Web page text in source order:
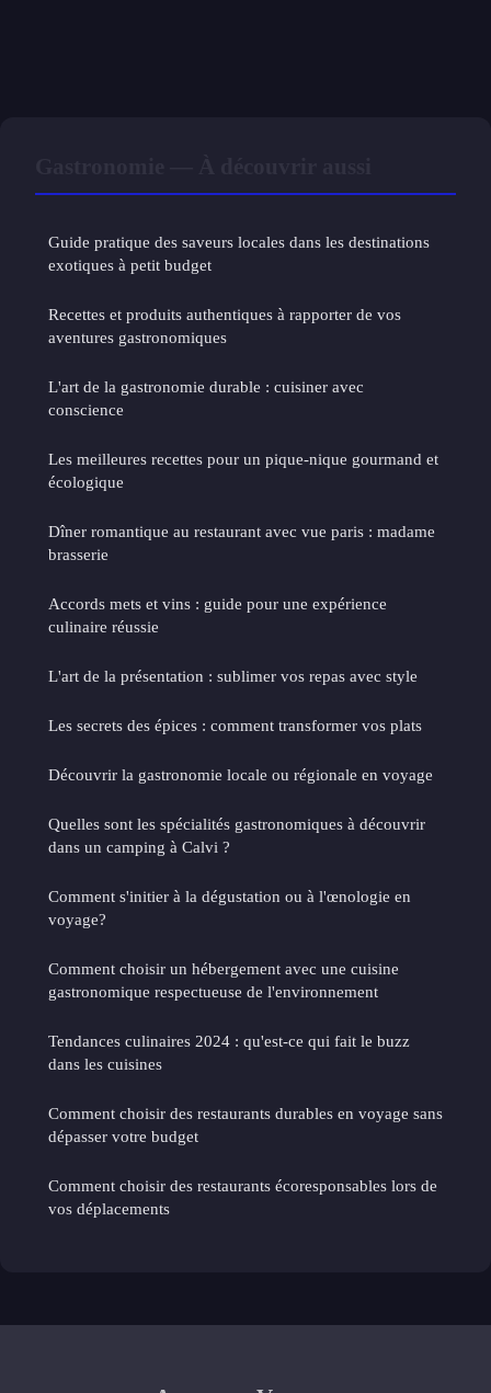
Guide pratique des saveurs locales dans les destinations
exotiques à petit budget
Recettes et produits authentiques à rapporter de vos
aventures gastronomiques
L'art de la gastronomie durable : cuisiner avec
conscience
Les meilleures recettes pour un pique-nique gourmand et
écologique
Dîner romantique au restaurant avec vue paris : madame
brasserie
Accords mets et vins : guide pour une expérience
culinaire réussie
L'art de la présentation : sublimer vos repas avec style
Les secrets des épices : comment transformer vos plats
Découvrir la gastronomie locale ou régionale en voyage
Quelles sont les spécialités gastronomiques à découvrir
dans un camping à Calvi ?
Comment s'initier à la dégustation ou à l'œnologie en
voyage?
Comment choisir un hébergement avec une cuisine
gastronomique respectueuse de l'environnement
Tendances culinaires 2024 : qu'est-ce qui fait le buzz
dans les cuisines
Comment choisir des restaurants durables en voyage sans
dépasser votre budget
Comment choisir des restaurants écoresponsables lors de
vos déplacements